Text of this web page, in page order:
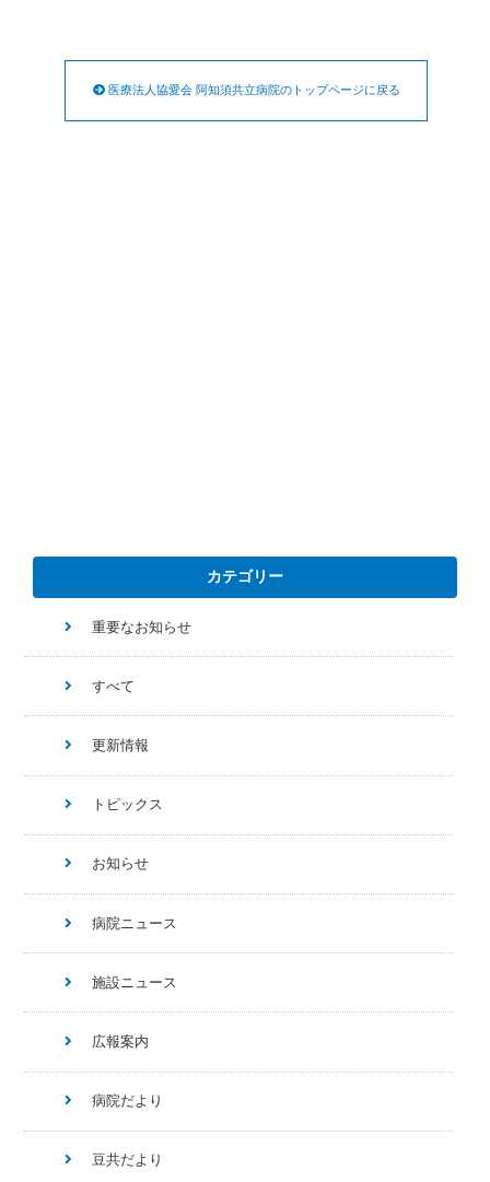
医療法人協愛会 阿知須共立病院のトップページに戻る
カテゴリー
重要なお知らせ
すべて
更新情報
トピックス
お知らせ
病院ニュース
施設ニュース
広報案内
病院だより
豆共だより